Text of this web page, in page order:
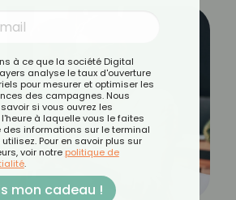
à ce que la société Digital
analyse le taux d'ouverture
pour mesurer et optimiser les
des campagnes. Nous
si vous ouvrez les
l'heure à laquelle vous le faites
des informations sur le terminal
Pour en savoir plus sur
voir notre politique de
.
mon cadeau !